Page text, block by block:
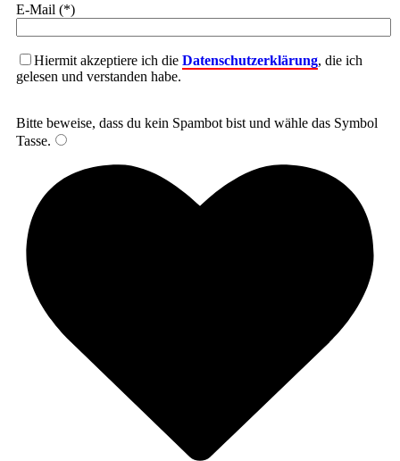
E-Mail (*)
Hiermit akzeptiere ich die Datenschutzerklärung, die ich
gelesen und verstanden habe.
Bitte beweise, dass du kein Spambot bist und wähle das Symbol
Tasse.